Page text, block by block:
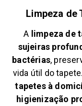
Limpeza de
A limpeza de
sujeiras
bactérias,
vida útil do
tapetes à
higienização